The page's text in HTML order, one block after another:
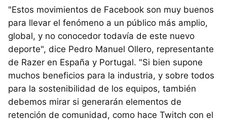
"Estos movimientos de Facebook son muy buenos
para llevar el fenómeno a un público más amplio,
global, y no conocedor todavía de este nuevo
deporte", dice Pedro Manuel Ollero, representante
de Razer en España y Portugal. "Si bien supone
muchos beneficios para la industria, y sobre todos
para la sostenibilidad de los equipos, también
debemos mirar si generarán elementos de
retención de comunidad, como hace Twitch con el